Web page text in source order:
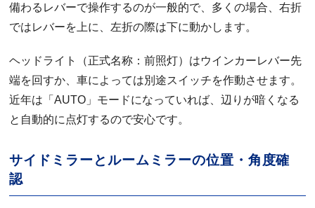
備わるレバーで操作するのが一般的で、多くの場合、右折
ではレバーを上に、左折の際は下に動かします。
ヘッドライト（正式名称：前照灯）はウインカーレバー先
端を回すか、車によっては別途スイッチを作動させます。
近年は「AUTO」モードになっていれば、辺りが暗くなる
と自動的に点灯するので安心です。
サイドミラーとルームミラーの位置・角度確
認